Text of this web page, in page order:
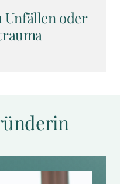
Unfällen oder